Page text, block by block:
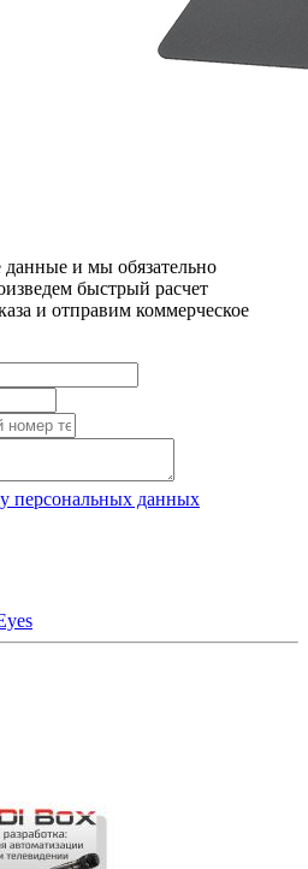
данные и мы обязательно
быстрый расчет
и отправим коммерческое
персональных данных